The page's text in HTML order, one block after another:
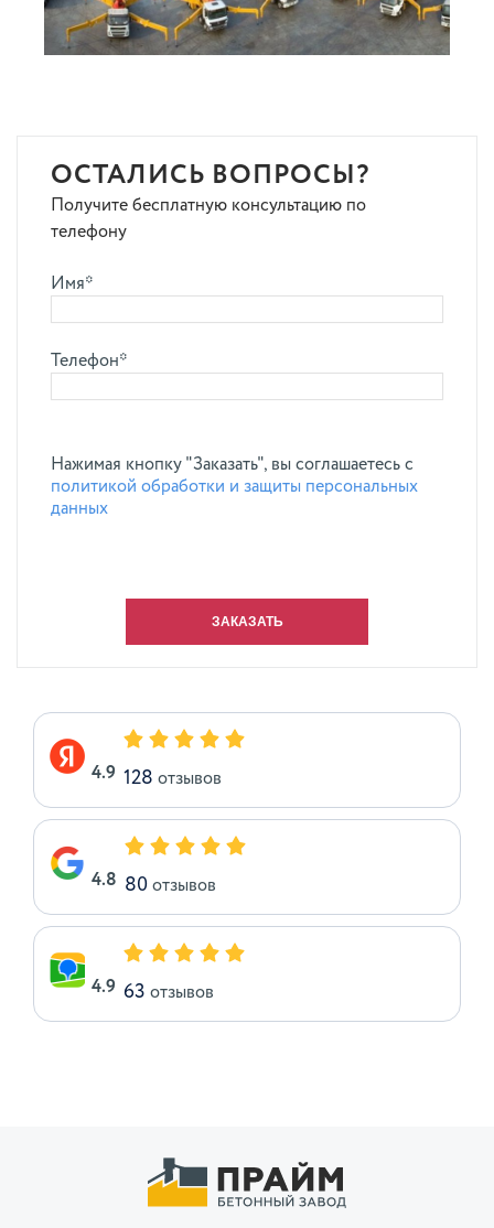
ОСТАЛИСЬ ВОПРОСЫ?
Получите бесплатную консультацию по
телефону
Имя*
Телефон*
Нажимая кнопку "Заказать", вы соглашаетесь с
политикой обработки и защиты персональных
данных
4.9 128 отзывов
4.8 80 отзывов
4.9 63 отзывов